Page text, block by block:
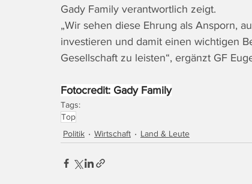
Gady Family verantwortlich zeigt.
„Wir sehen diese Ehrung als Ansporn,
investieren und damit einen wichtigen
Gesellschaft zu leisten“, ergänzt GF
Fotocredit: Gady Family
Tags:
Top
Politik
Wirtschaft Land & Leute